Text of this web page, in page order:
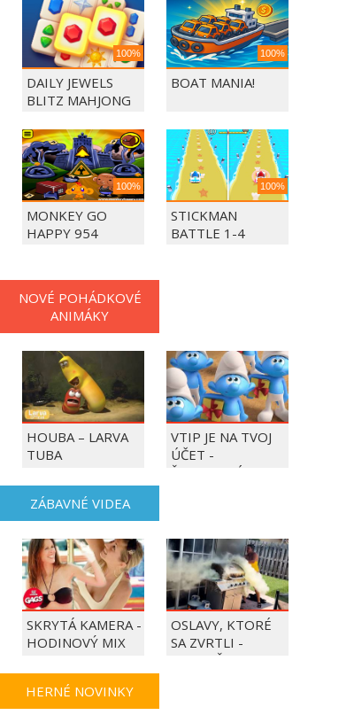
100%
DAILY JEWELS
BLITZ MAHJONG
100%
BOAT MANIA!
100%
MONKEY GO
HAPPY 954
100%
STICKMAN
BATTLE 1-4
NOVÉ POHÁDKOVÉ
ANIMÁKY
HOUBA – LARVA
TUBA
VTIP JE NA TVOJ
ÚČET -
ŠMOULOVÉ
ZÁBAVNÉ VIDEA
SKRYTÁ KAMERA -
HODINOVÝ MIX
OSLAVY, KTORÉ
SA ZVRTLI -
NAJLEPŠIE
HERNÉ NOVINKY